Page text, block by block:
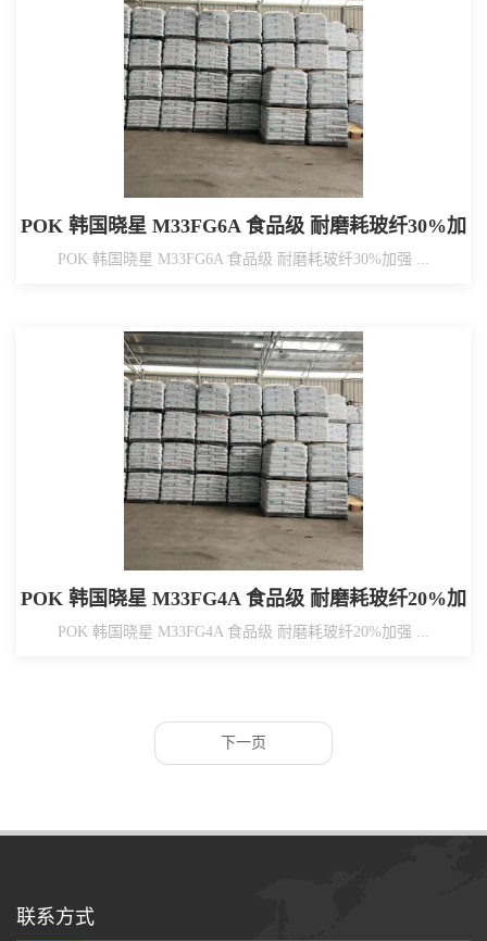
POK 韩国晓星 M33FG6A 食品级 耐磨耗玻纤30%加
强 滑轮、汽车配件、工业应用
POK 韩国晓星 M33FG6A 食品级 耐磨耗玻纤30%加强 ...
POK 韩国晓星 M33FG4A 食品级 耐磨耗玻纤20%加
强 水表配件
POK 韩国晓星 M33FG4A 食品级 耐磨耗玻纤20%加强 ...
下一页
联系方式